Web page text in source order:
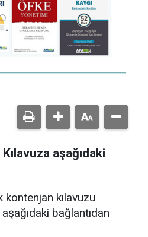
aşağıdaki
kontenjan kılavuzu
aşağıdaki bağlantıdan